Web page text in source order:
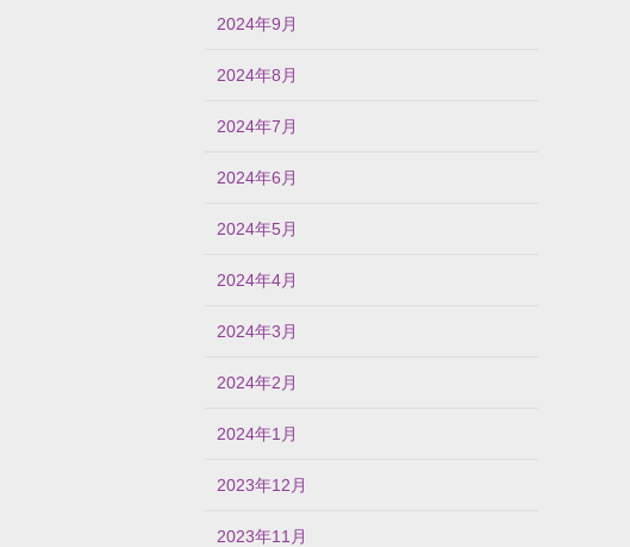
2024年9月
2024年8月
2024年7月
2024年6月
2024年5月
2024年4月
2024年3月
2024年2月
2024年1月
2023年12月
2023年11月